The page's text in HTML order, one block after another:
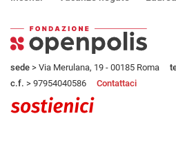
sede > Via Merulana, 19 - 00185 Roma
c.f. > 97954040586 Contattaci